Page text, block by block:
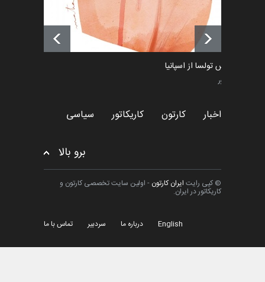
فراخوان رویداد کارگاهی کارتون و
پوستر "ایران سربل…
اخبار 6 ماه قبل
ماتیاس تولسا از اسپانیا
کاریکاتور
اخبار کارتون کاریکاتور سیاسی
برو بالا
© کپی رایت ایران کارتون - اولین سایت تخصصی کارتون و
کاریکاتور در ایران.
English درباره ما سردبیر تماس با ما